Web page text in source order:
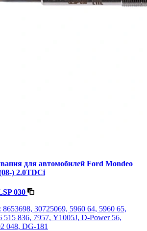
для автомобилей Ford Mondeo
) 2.0TDCi
030
30725069, 5960 64, 5960 65,
515 836, 7957, Y1005J, D-Power 56,
048, DG-181